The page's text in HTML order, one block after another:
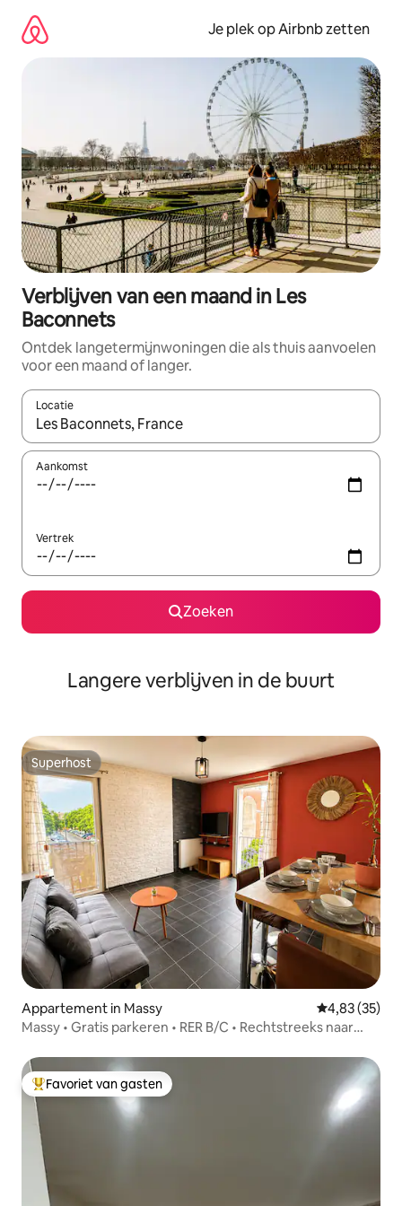
direct
naar
Je plek op Airbnb zetten
Verblijven van een maand in Les
Baconnets
Ontdek langetermijnwoningen die als thuis aanvoelen
voor een maand of langer.
Locatie
Wanneer er resultaten beschikbaar zijn, maak je een keuze
Aankomst
Vertrek
Zoeken
Langere verblijven in de buurt
Superhost
Superhost
Appartement in Massy Gemiddelde
4,83 (35)
Massy • Gratis parkeren • RER B/C • Rechtstreeks naar
Topfavoriet van gasten
Favoriet van gasten